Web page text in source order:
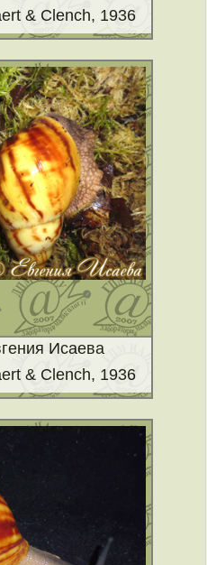
& Clench, 1936
Исаева
& Clench, 1936